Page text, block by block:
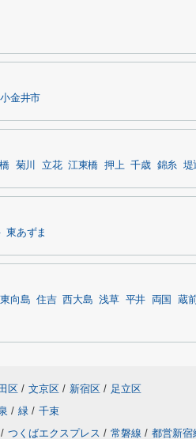
小金井市
菊川 立花 江東橋 押上 千歳 錦糸 堤
東あずま
東向島 住吉 西大島 浅草 平井 両国 蔵
区 / 文京区 / 新宿区 / 足立区
/ 緑 / 千束
/ つくばエクスプレス / 常磐線 / 都営新宿